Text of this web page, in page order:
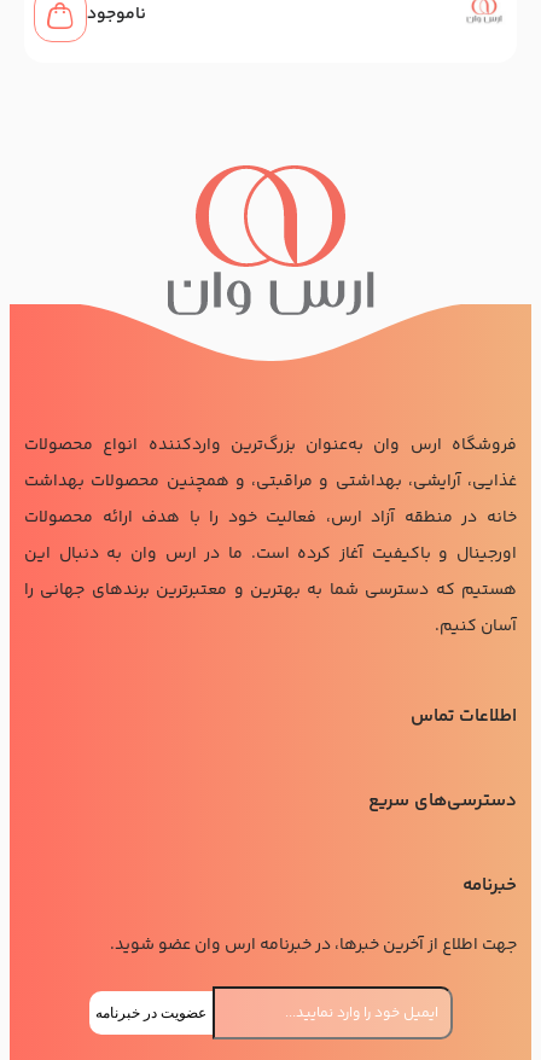
ناموجود
فروشگاه ارس وان به‌عنوان بزرگ‌ترین واردکننده انواع محصولات
غذایی، آرایشی، بهداشتی و مراقبتی، و همچنین محصولات بهداشت
خانه در منطقه آزاد ارس، فعالیت خود را با هدف ارائه محصولات
اورجینال و باکیفیت آغاز کرده است. ما در ارس وان به دنبال این
هستیم که دسترسی شما به بهترین و معتبرترین برندهای جهانی را
آسان کنیم.
اطلاعات تماس
دسترسی‌های سریع
خبرنامه
جهت اطلاع از آخرین خبرها، در خبرنامه ارس وان عضو شوید.
عضویت در خبرنامه